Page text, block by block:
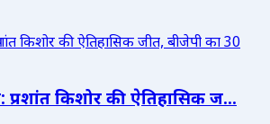
प्रशांत किशोर की ऐतिहासिक ज...